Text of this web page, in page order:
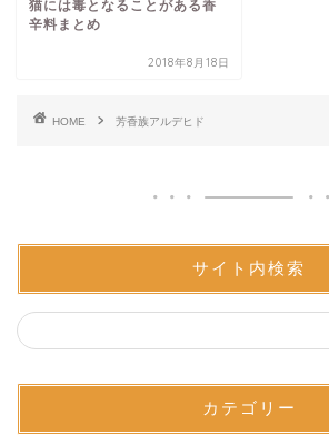
猫には毒となることがある香
辛料まとめ
2018年8月18日
HOME 芳香族アルデヒド
サイト内検索
カテゴリー